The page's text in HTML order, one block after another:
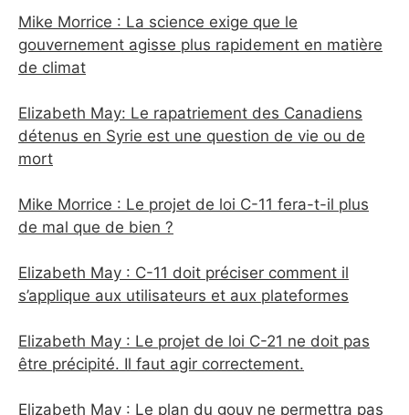
Mike Morrice : La science exige que le
gouvernement agisse plus rapidement en matière
de climat
Elizabeth May: Le rapatriement des Canadiens
détenus en Syrie est une question de vie ou de
mort
Mike Morrice : Le projet de loi C-11 fera-t-il plus
de mal que de bien ?
Elizabeth May : C-11 doit préciser comment il
s’applique aux utilisateurs et aux plateformes
Elizabeth May : Le projet de loi C-21 ne doit pas
être précipité. Il faut agir correctement.
Elizabeth May : Le plan du gouv ne permettra pas